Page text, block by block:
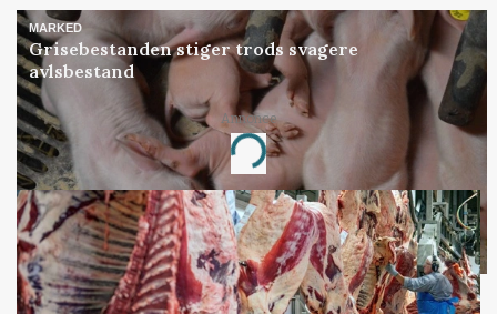
MARKED
Grisebestanden stiger trods svagere
avlsbestand
Annonce
Loading...